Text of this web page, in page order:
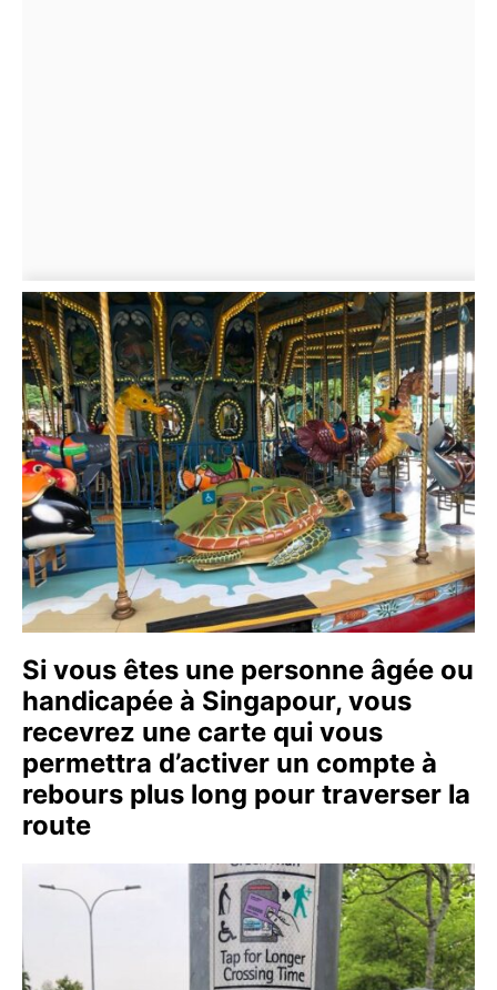
Si vous êtes une personne âgée ou
handicapée à Singapour, vous
recevrez une carte qui vous
permettra d’activer un compte à
rebours plus long pour traverser la
route